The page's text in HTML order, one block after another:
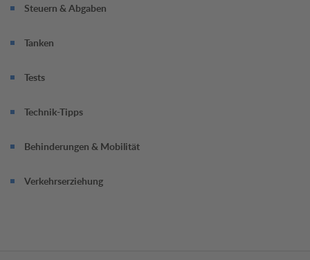
Steuern & Abgaben
Tanken
Tests
Technik-Tipps
Behinderungen & Mobilität
Verkehrserziehung